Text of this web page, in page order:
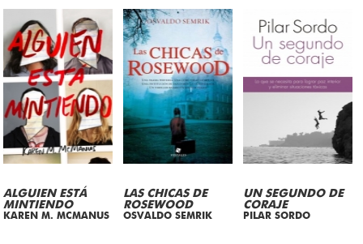
ALGUIEN ESTÁ
MINTIENDO
KAREN M. MCMANUS
LAS CHICAS DE
ROSEWOOD
OSVALDO SEMRIK
UN SEGUNDO DE
CORAJE
PILAR SORDO